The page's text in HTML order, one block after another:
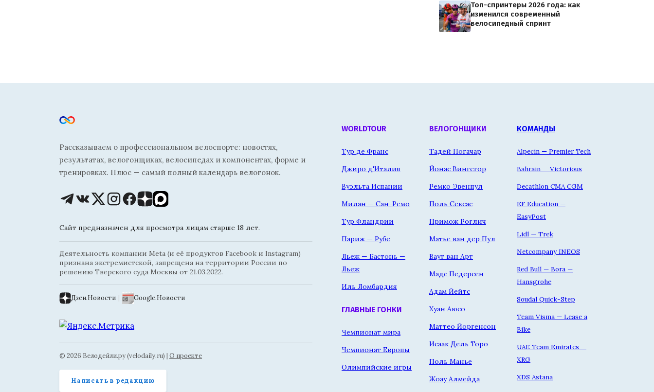
Топ-спринтеры 2026 года: как
изменился современный
велосипедный спринт
Рассказываем о профессиональном велоспорте: новостях,
результатах, велогонщиках, велосипедах и компонентах, форме и
тренировках. Плюс — самый полный календарь велогонок.
Сайт предназначен для просмотра лицам старше 18 лет.
Деятельность компании Meta (и её продуктов Facebook и Instagram)
признана экстремистской, запрещена на территории России по
решению Тверского суда Москвы от 21.03.2022.
Дзен.Новости | Google.Новости
© 2026 Велодейли.ру (velodaily.ru) | О проекте
Написать в редакцию
WORLDTOUR
Тур де Франс
Джиро д'Италия
Вуэльта Испании
Милан — Сан-Ремо
Тур Фландрии
Париж — Рубе
Льеж — Бастонь —
Льеж
Иль Ломбардия
ГЛАВНЫЕ ГОНКИ
Чемпионат мира
Чемпионат Европы
Олимпийские игры
ВЕЛОГОНЩИКИ
Тадей Погачар
Йонас Вингегор
Ремко Эвенпул
Поль Сексас
Примож Роглич
Матье ван дер Пул
Ваут ван Арт
Мадс Педерсен
Адам Йейтс
Хуан Аюсо
Маттео Йоргенсон
Исаак Дель Торо
Поль Манье
Жоау Алмейда
КОМАНДЫ
Alpecin — Premier Tech
Bahrain — Victorious
Decathlon CMA CGM
EF Education —
EasyPost
Lidl — Trek
Netcompany INEOS
Red Bull — Bora —
Hansgrohe
Soudal Quick-Step
Team Visma — Lease a
Bike
UAE Team Emirates —
XRG
XDS Astana